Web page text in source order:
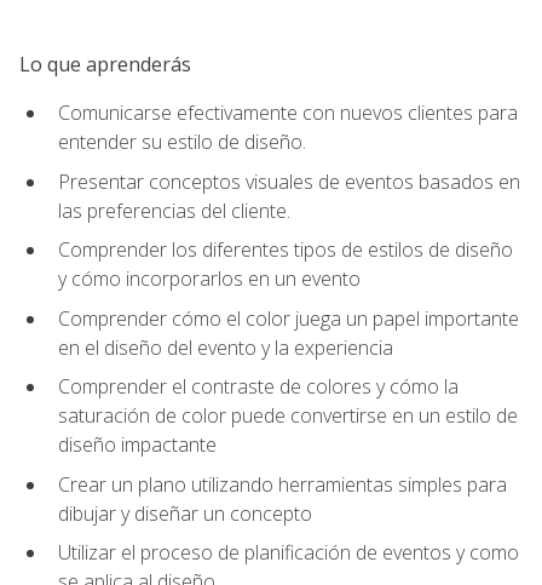
Lo que aprenderás
Comunicarse efectivamente con nuevos clientes para
entender su estilo de diseño.
Presentar conceptos visuales de eventos basados en
las preferencias del cliente.
Comprender los diferentes tipos de estilos de diseño
y cómo incorporarlos en un evento
Comprender cómo el color juega un papel importante
en el diseño del evento y la experiencia
Comprender el contraste de colores y cómo la
saturación de color puede convertirse en un estilo de
diseño impactante
Crear un plano utilizando herramientas simples para
dibujar y diseñar un concepto
Utilizar el proceso de planificación de eventos y como